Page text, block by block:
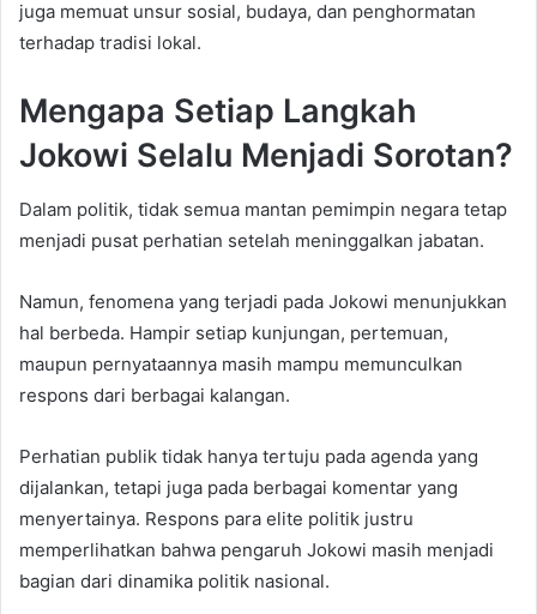
juga memuat unsur sosial, budaya, dan penghormatan
terhadap tradisi lokal.
Mengapa Setiap Langkah
Jokowi Selalu Menjadi Sorotan?
Dalam politik, tidak semua mantan pemimpin negara tetap
menjadi pusat perhatian setelah meninggalkan jabatan.
Namun, fenomena yang terjadi pada Jokowi menunjukkan
hal berbeda. Hampir setiap kunjungan, pertemuan,
maupun pernyataannya masih mampu memunculkan
respons dari berbagai kalangan.
Perhatian publik tidak hanya tertuju pada agenda yang
dijalankan, tetapi juga pada berbagai komentar yang
menyertainya. Respons para elite politik justru
memperlihatkan bahwa pengaruh Jokowi masih menjadi
bagian dari dinamika politik nasional.